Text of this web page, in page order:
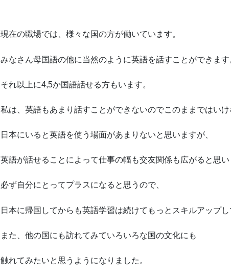
現在の職場では、様々な国の方が働いています。
みなさん母国語の他に当然のように英語を話すことができます
それ以上に4,5か国語話せる方もいます。
私は、英語もあまり話すことができないのでこのままではいけ
日本にいると英語を使う場面があまりないと思いますが、
英語が話せることによって仕事の幅も交友関係も広がると思い
必ず自分にとってプラスになると思うので、
日本に帰国してからも英語学習は続けてもっとスキルアップし
また、他の国にも訪れてみていろいろな国の文化にも
触れてみたいと思うようになりました。